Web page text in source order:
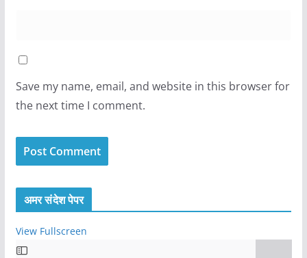
Save my name, email, and website in this browser for
the next time I comment.
अमर संदेश पेपर
View Fullscreen
S